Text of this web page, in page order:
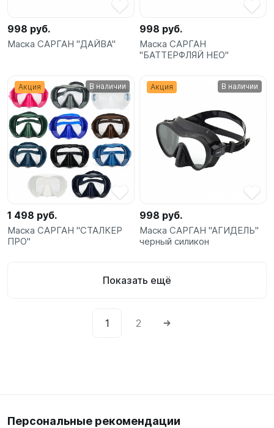
998 руб.
Маска САРГАН "ДАЙВА"
998 руб.
Маска САРГАН
"БАТТЕРФЛЯЙ НЕО"
Акция В наличии
1 498 руб.
Маска САРГАН "СТАЛКЕР
ПРО"
Акция В наличии
998 руб.
Маска САРГАН "АГИДЕЛЬ"
черный силикон
Показать ещё
1 2
Персональные рекомендации